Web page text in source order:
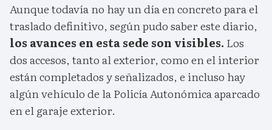
Aunque todavía no hay un día en concreto para el
traslado definitivo, según pudo saber este diario,
los avances en esta sede son visibles. Los
dos accesos, tanto al exterior, como en el interior
están completados y señalizados, e incluso hay
algún vehículo de la Policía Autonómica aparcado
en el garaje exterior.